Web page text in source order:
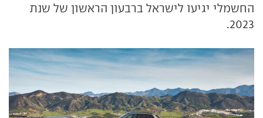
החשמלי יגיעו לישראל ברבעון הראשון של שנת
2023.